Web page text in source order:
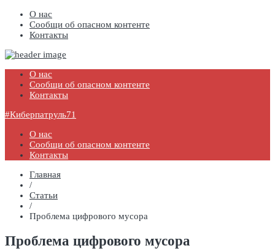
О нас
Сообщи об опасном контенте
Контакты
#Киберпатруль71
Тульской области «Болоховский машиностроительный техникум»
О нас
Сообщи об опасном контенте
Контакты
#Киберпатруль71
О нас
Сообщи об опасном контенте
Контакты
Главная
/
Статьи
/
Проблема цифрового мусора
Проблема цифрового мусора